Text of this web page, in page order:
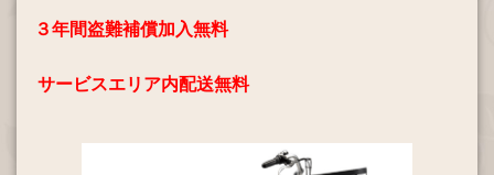
３年間盗難補償加入無料
サービスエリア内配送無料